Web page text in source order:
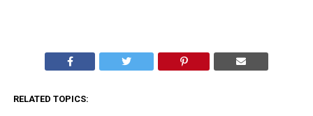
RELATED TOPICS: